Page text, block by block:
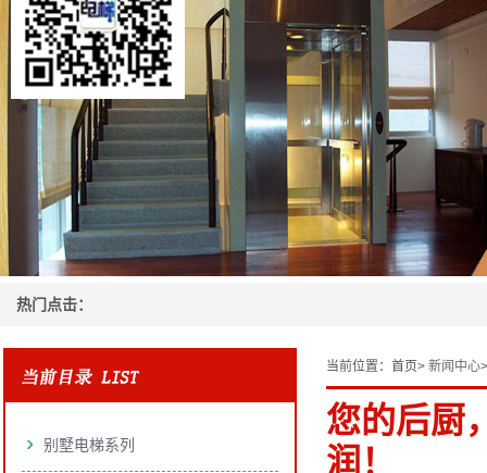
热门点击：
当前位置： 首页> 新闻中心
您的后厨
润！
别墅电梯系列